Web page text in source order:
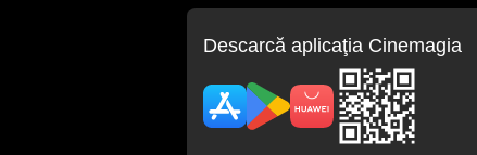
Descarcă aplicaţia Cinemagia